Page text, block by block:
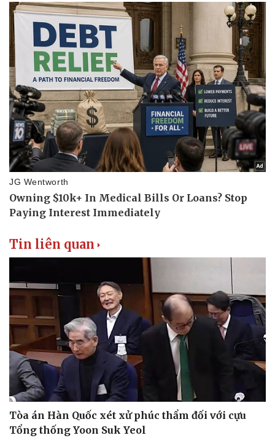
Thể thao
Bóng đá
Lịch thi đấu bóng đá
Thế giới thể thao
Ô tô - Xe máy
Ô tô
Xe máy
Tin liên quan
Tòa án Hàn Quốc xét xử phúc thẩm đối với cựu
Tổng thống Yoon Suk Yeol